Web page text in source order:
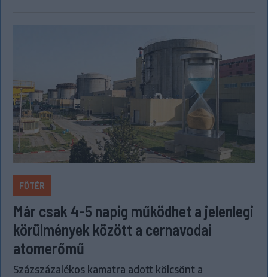
FŐTÉR
Már csak 4-5 napig működhet a jelenlegi
körülmények között a cernavodai
atomerőmű
Százszázalékos kamatra adott kölcsönt a